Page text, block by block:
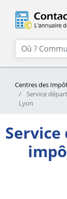
Centres des
Service
Lyon